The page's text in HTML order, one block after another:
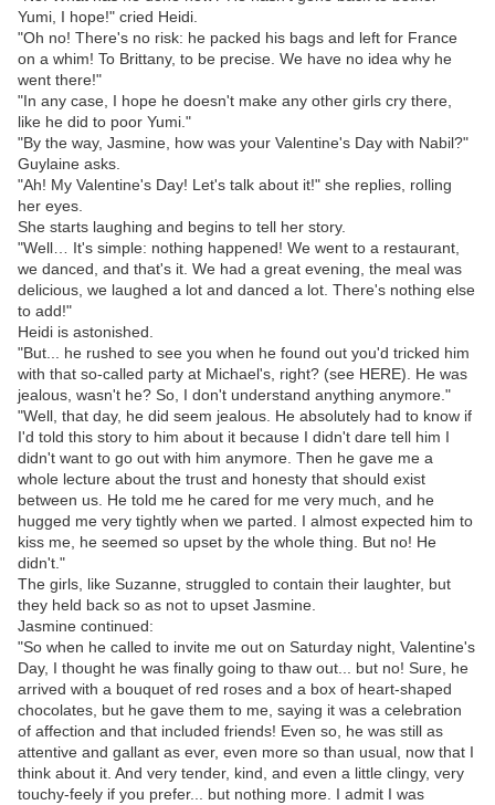
Yumi, I hope!" cried Heidi.
"Oh no! There's no risk: he packed his bags and left for France
on a whim! To Brittany, to be precise. We have no idea why he
went there!"
"In any case, I hope he doesn't make any other girls cry there,
like he did to poor Yumi."
"By the way, Jasmine, how was your Valentine's Day with Nabil?"
Guylaine asks.
"Ah! My Valentine's Day! Let's talk about it!" she replies, rolling
her eyes.
She starts laughing and begins to tell her story.
"Well… It's simple: nothing happened! We went to a restaurant,
we danced, and that's it. We had a great evening, the meal was
delicious, we laughed a lot and danced a lot. There's nothing else
to add!"
Heidi is astonished.
"But... he rushed to see you when he found out you'd tricked him
with that so-called party at Michael's, right? (see HERE). He was
jealous, wasn't he? So, I don't understand anything anymore."
"Well, that day, he did seem jealous. He absolutely had to know if
I'd told this story to him about it because I didn't dare tell him I
didn't want to go out with him anymore. Then he gave me a
whole lecture about the trust and honesty that should exist
between us. He told me he cared for me very much, and he
hugged me very tightly when we parted. I almost expected him to
kiss me, he seemed so upset by the whole thing. But no! He
didn't."
The girls, like Suzanne, struggled to contain their laughter, but
they held back so as not to upset Jasmine.
Jasmine continued:
"So when he called to invite me out on Saturday night, Valentine's
Day, I thought he was finally going to thaw out... but no! Sure, he
arrived with a bouquet of red roses and a box of heart-shaped
chocolates, but he gave them to me, saying it was a celebration
of affection and that included friends! Even so, he was still as
attentive and gallant as ever, even more so than usual, now that I
think about it. And very tender, kind, and even a little clingy, very
touchy-feely if you prefer... but nothing more. I admit I was